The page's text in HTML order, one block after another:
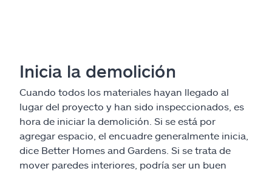
Inicia la demolición
Cuando todos los materiales hayan llegado al
lugar del proyecto y han sido inspeccionados, es
hora de iniciar la demolición. Si se está por
agregar espacio, el encuadre generalmente inicia,
dice Better Homes and Gardens. Si se trata de
mover paredes interiores, podría ser un buen